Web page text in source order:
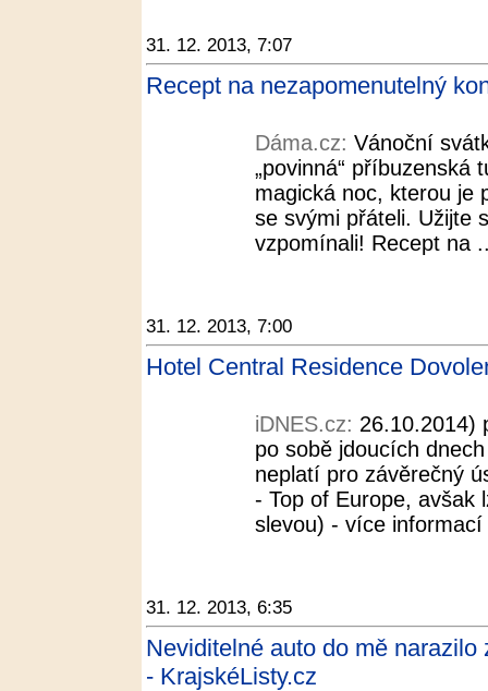
31. 12. 2013, 7:07
Recept na nezapomenutelný
Dáma.cz: Vánoční
„povinná“ příbuzenská
magická noc, kterou je
se svými přáteli. Užijte
vzpomínali! Recept na
31. 12. 2013, 7:00
Hotel Central Residence
iDNES.cz: 26.10.2014)
po sobě jdoucích
neplatí pro závěrečný
- Top of Europe, avšak
slevou) - více
31. 12. 2013, 6:35
Neviditelné auto do mě
- KrajskéListy.cz